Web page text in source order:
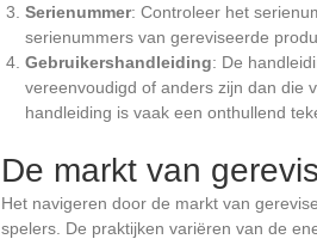
Serienummer: Controleer het
serienummers van gereviseerde
Gebruikershandleiding: De
vereenvoudigd of anders zijn dan die
handleiding is vaak een onthullend
De markt van
Het navigeren door de markt van
spelers. De praktijken variëren van de